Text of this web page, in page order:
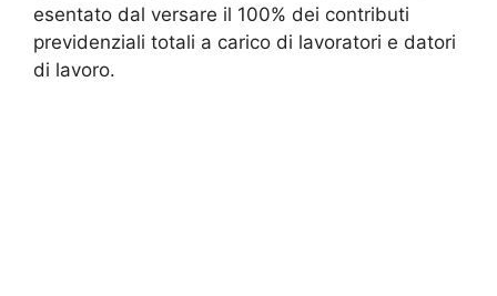
esentato dal versare il 100% dei contributi
previdenziali totali a carico di lavoratori e datori
di lavoro.